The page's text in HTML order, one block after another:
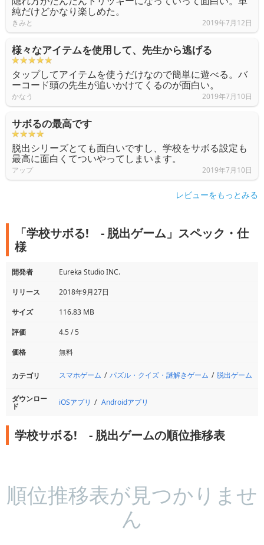
純だけどかなり楽しめた。
きみと 2019年7月12日
様々なアイテムを使用して、先生から逃げる
タップしてアイテムを使うだけなので簡単に遊べる。バ
ーコード頭の先生が追いかけてくるのが面白い。
かなう 2019年7月10日
サボるの最高です
脱出シリーズとても面白いですし、学校をサボる設定も
最高に面白くてついやってしまいます。
アップ 2019年7月10日
レビューをもっとみる
「学校サボる! - 脱出ゲーム」スペック・仕
様
開発者
Eureka Studio INC.
リリース
2018年9月27日
サイズ
116.83 MB
評価
4.5 / 5
価格
無料
カテゴリ スマホゲーム パズル・クイズ・謎解きゲーム 脱出ゲーム
ダウンロー
ド iOSアプリ Androidアプリ
学校サボる! - 脱出ゲームの順位推移表
順位推移表が見つかりませ
ん